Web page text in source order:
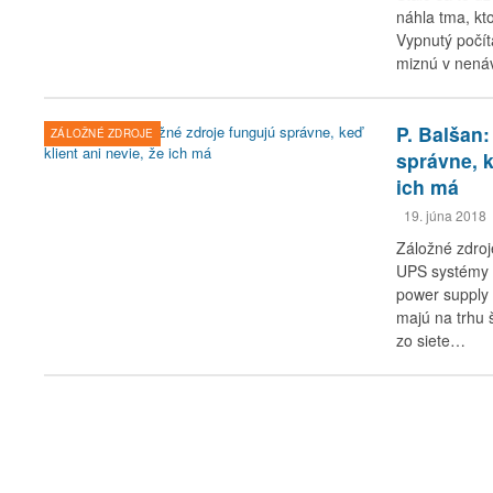
náhla tma,
Vypnutý
miznú v
ZÁLOŽNÉ ZDROJE
P.
správne,
ich má
19. júna 2018
Záložné
UPS
power
majú na trhu
zo siete…